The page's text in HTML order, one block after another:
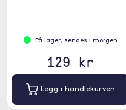
På lager, sendes i morgen
129 kr
Legg i handlekurven